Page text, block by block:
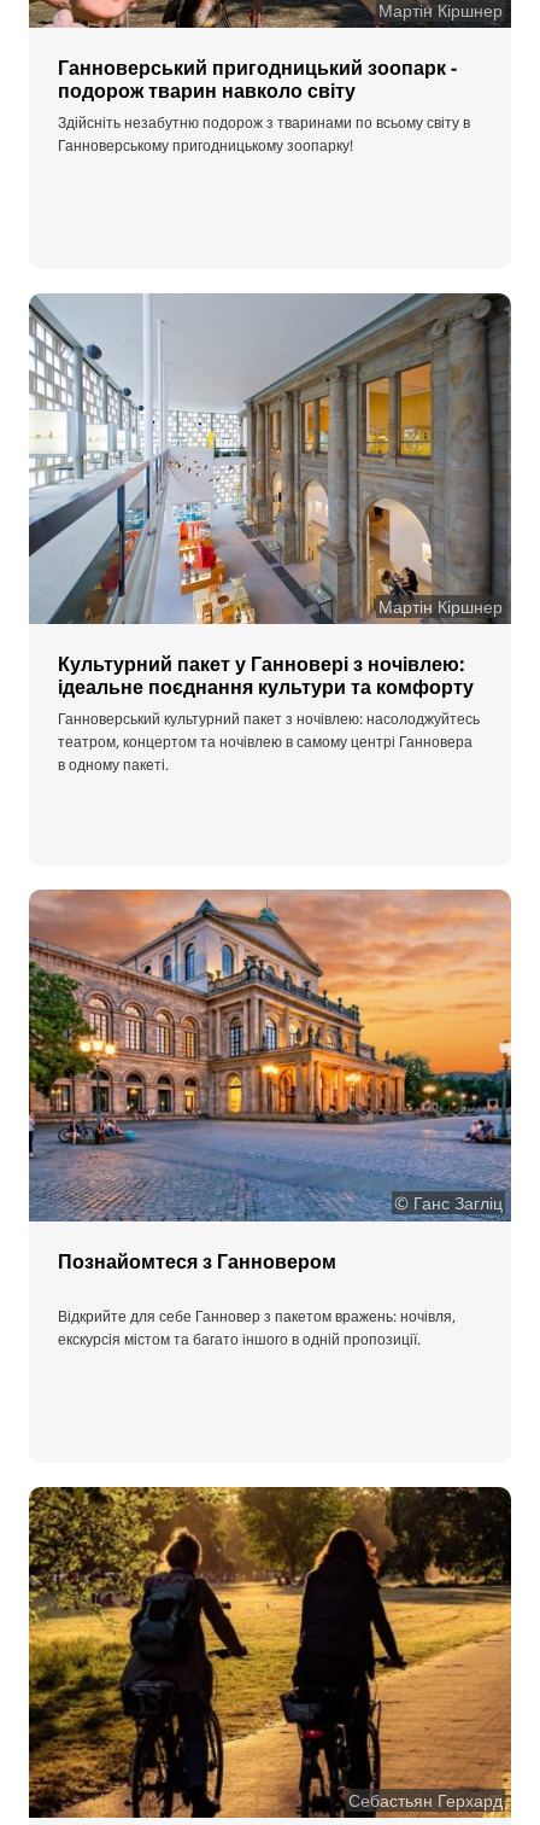
Мартін Кіршнер
Ганноверський пригодницький зоопарк -
подорож тварин навколо світу
Здійсніть незабутню подорож з тваринами по всьому світу в
Ганноверському пригодницькому зоопарку!
Мартін Кіршнер
Культурний пакет у Ганновері з ночівлею:
ідеальне поєднання культури та комфорту
Ганноверський культурний пакет з ночівлею: насолоджуйтесь
театром, концертом та ночівлею в самому центрі Ганновера
в одному пакеті.
© Ганс Загліц
Познайомтеся з Ганновером
Відкрийте для себе Ганновер з пакетом вражень: ночівля,
екскурсія містом та багато іншого в одній пропозиції.
Себастьян Герхард